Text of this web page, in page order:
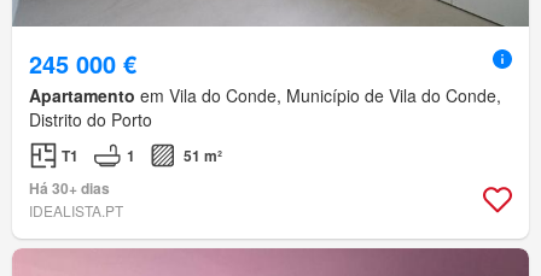
245 000 €
Apartamento em Vila do Conde, Município de Vila do Conde,
Distrito do Porto
T1 1
51 m²
Há 30+ dias
IDEALISTA.PT